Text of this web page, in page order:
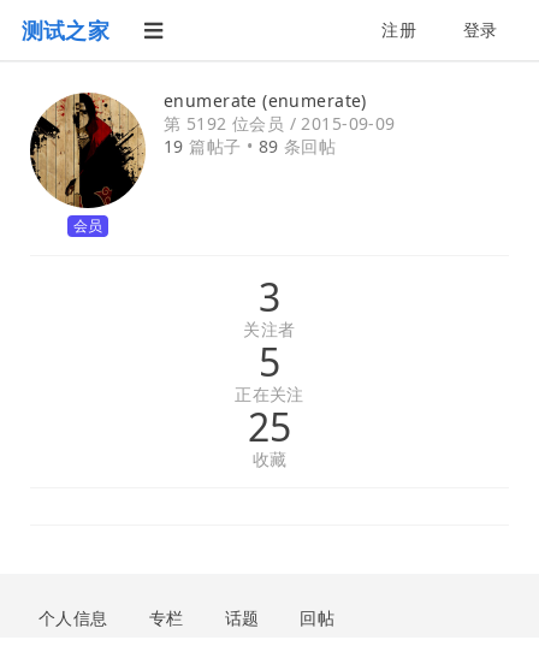
测试之家 注册 登录
会员
enumerate (enumerate)
第 5192 位会员 /2015-09-09
19 篇帖子 • 89 条回帖
3
关注者
5
正在关注
25
收藏
个人信息 专栏 话题 回帖